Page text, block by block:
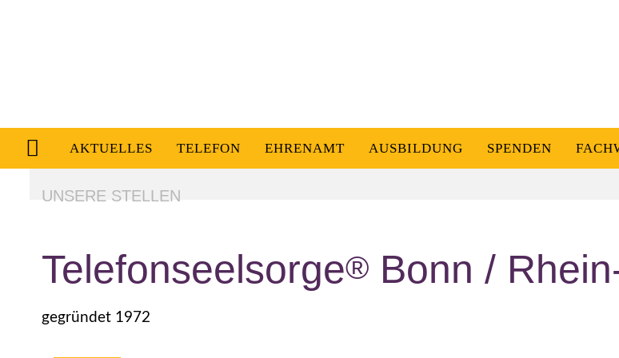
AKTUELLES TELEFON EHRENAMT AUSBILDUNG SPENDEN
UNSERE STELLEN
Telefonseelsorge® Bonn /
gegründet 1972